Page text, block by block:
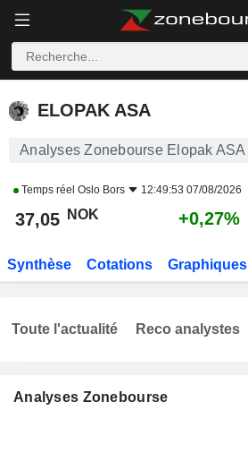
ELOPAK ASA
ELOPAK ASA
Analyses Zonebourse Elopak ASA
Temps réel Oslo Bors 12:49:53 07/08/2026
37,05 NOK +0,27%
Synthèse Cotations Graphiques
Analyses Zonebourse
Toute l'actualité Reco analystes